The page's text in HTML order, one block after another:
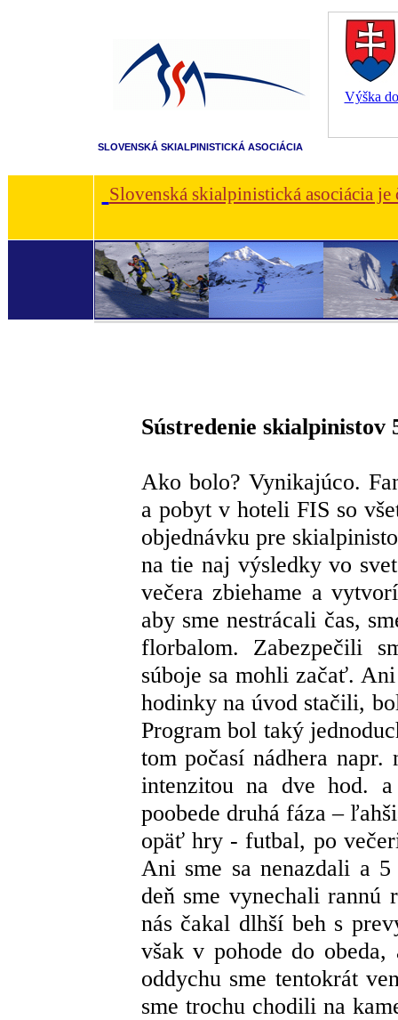
Výška
SLOVENSKÁ SKIALPINISTICKÁ ASOCIÁCIA
Slovenská skialpinistická asociácia
Sústredenie skialpinistov
Ako bolo? Vynikajúco.
a pobyt v hoteli FIS so
objednávku pre
na tie naj výsledky vo
večera zbiehame a
aby sme nestrácali čas,
florbalom. Zabezpečili
súboje sa mohli začať.
hodinky na úvod stačili,
Program bol taký
tom počasí nádhera
intenzitou na dve hod.
poobede druhá fáza –
opäť hry - futbal, po
Ani sme sa nenazdali a
deň sme vynechali rannú
nás čakal dlhší beh s
však v pohode do
oddychu sme tentokrát
sme trochu chodili na